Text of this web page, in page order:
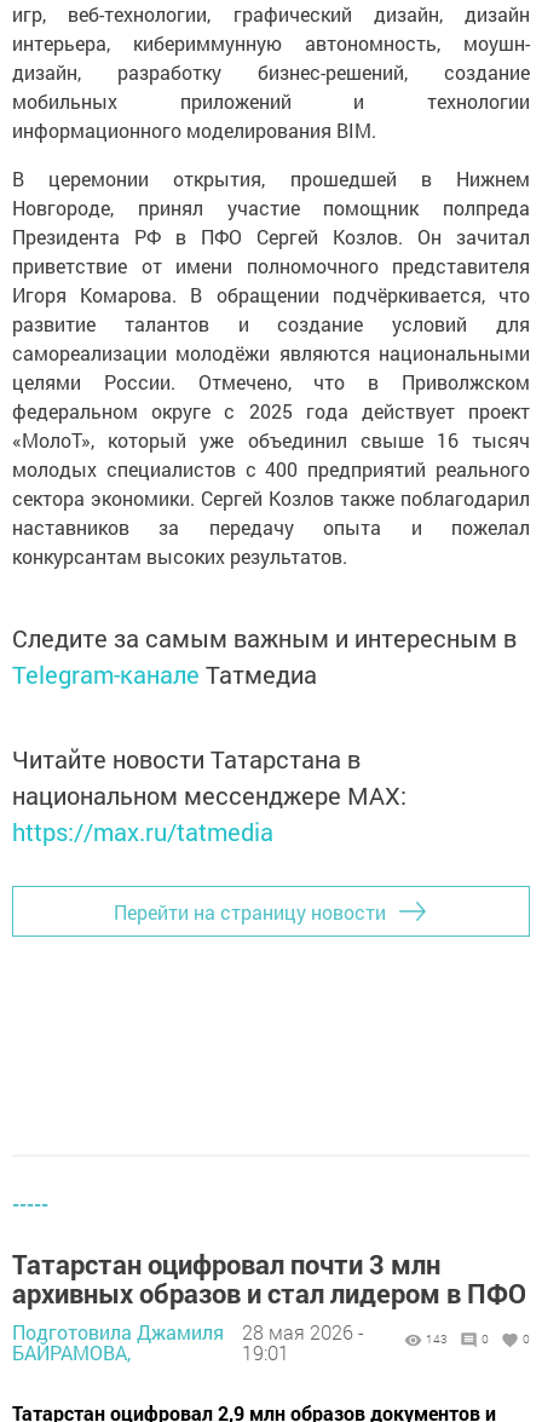
игр, веб-технологии, графический дизайн, дизайн
интерьера, кибериммунную автономность, моушн-
дизайн, разработку бизнес-решений, создание
мобильных приложений и технологии
информационного моделирования BIM.
В церемонии открытия, прошедшей в Нижнем
Новгороде, принял участие помощник полпреда
Президента РФ в ПФО Сергей Козлов. Он зачитал
приветствие от имени полномочного представителя
Игоря Комарова. В обращении подчёркивается, что
развитие талантов и создание условий для
самореализации молодёжи являются национальными
целями России. Отмечено, что в Приволжском
федеральном округе с 2025 года действует проект
«МолоТ», который уже объединил свыше 16 тысяч
молодых специалистов с 400 предприятий реального
сектора экономики. Сергей Козлов также поблагодарил
наставников за передачу опыта и пожелал
конкурсантам высоких результатов.
Следите за самым важным и интересным в
Telegram-канале Татмедиа
Читайте новости Татарстана в
национальном мессенджере MАХ:
https://max.ru/tatmedia
Перейти на страницу новости
-----
Татарстан оцифровал почти 3 млн
архивных образов и стал лидером в ПФО
Подготовила Джамиля
БАЙРАМОВА,
28 мая 2026 -
19:01
143 0 0
Татарстан оцифровал 2,9 млн образов документов и